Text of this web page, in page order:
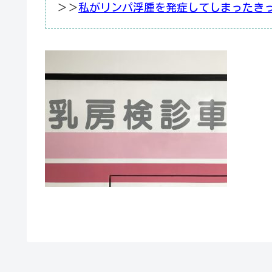
＞＞私がリンパ浮腫を発症してしまったき